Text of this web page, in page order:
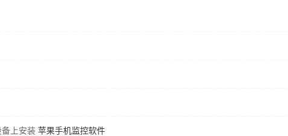
上安装 苹果手机监控软件